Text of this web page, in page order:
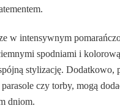
w intensywnym
spodniami i
stylizację. Dodatkowo,
czy torby, mogą
dniom.